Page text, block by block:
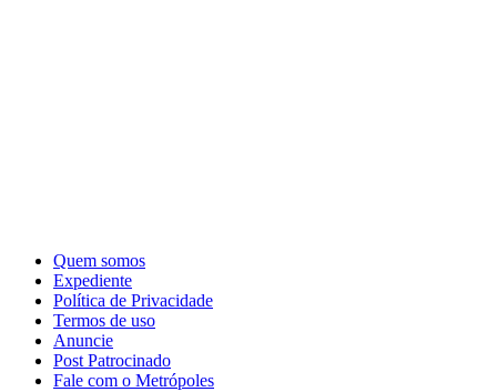
Quem somos
Expediente
Política de Privacidade
Termos de uso
Anuncie
Post Patrocinado
Fale com o Metrópoles